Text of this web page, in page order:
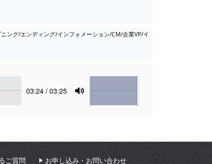
ング/エンディング/インフォメーション/CM/企業VP/イ
Current
03:24 / 03:25
Mute
Volume
ご質問 お申し込み・お問い合わせ